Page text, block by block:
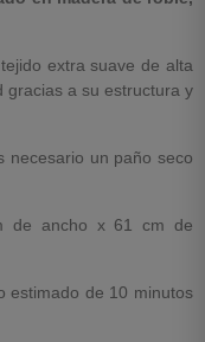
extra suave de alta
gracias a su estructura y
necesario un paño seco
de ancho x 61 cm de
estimado de 10 minutos